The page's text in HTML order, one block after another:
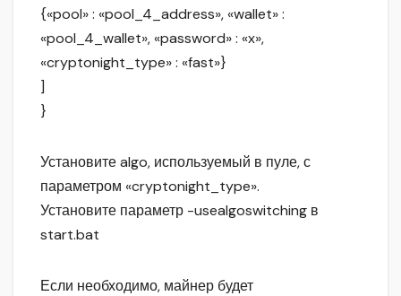
{«pool» : «pool_4_address», «wallet» :
«pool_4_wallet», «password» : «x»,
«cryptonight_type» : «fast»}
]
}
Установите algo, используемый в пуле, с
параметром «cryptonight_type».
Установите параметр -usealgoswitching в
start.bat
Если необходимо, майнер будет